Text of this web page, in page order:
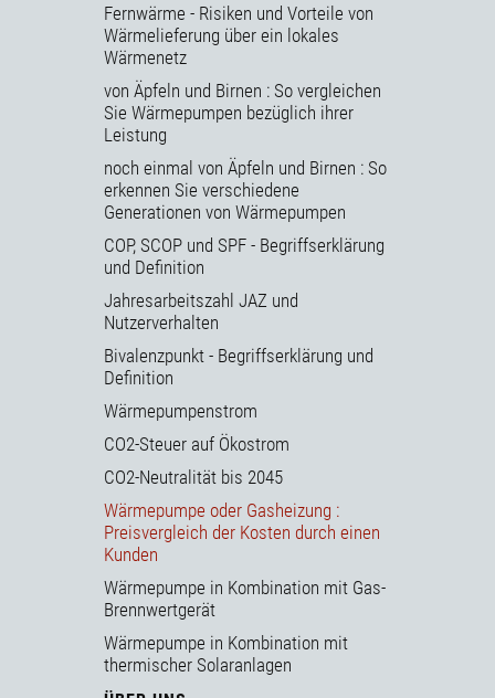
Fernwärme - Risiken und Vorteile von
Wärmelieferung über ein lokales
Wärmenetz
von Äpfeln und Birnen : So vergleichen
Sie Wärmepumpen bezüglich ihrer
Leistung
noch einmal von Äpfeln und Birnen : So
erkennen Sie verschiedene
Generationen von Wärmepumpen
COP, SCOP und SPF - Begriffserklärung
und Definition
Jahresarbeitszahl JAZ und
Nutzerverhalten
Bivalenzpunkt - Begriffserklärung und
Definition
Wärmepumpenstrom
CO2-Steuer auf Ökostrom
CO2-Neutralität bis 2045
Wärmepumpe oder Gasheizung :
Preisvergleich der Kosten durch einen
Kunden
Wärmepumpe in Kombination mit Gas-
Brennwertgerät
Wärmepumpe in Kombination mit
thermischer Solaranlagen